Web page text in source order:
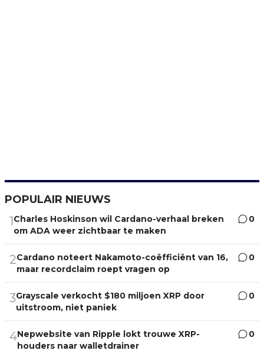
POPULAIR NIEUWS
1Charles Hoskinson wil Cardano-verhaal breken
om ADA weer zichtbaar te maken
0
2Cardano noteert Nakamoto-coëfficiënt van 16,
maar recordclaim roept vragen op
0
3Grayscale verkocht $180 miljoen XRP door
uitstroom, niet paniek
0
4Nepwebsite van Ripple lokt trouwe XRP-
houders naar walletdrainer
0